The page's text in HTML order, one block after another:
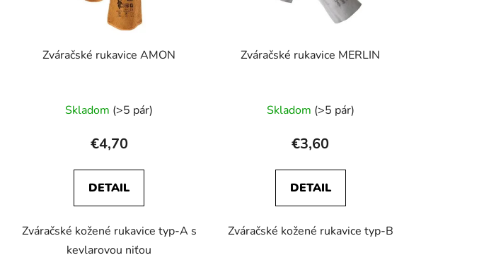
Zváračské rukavice AMON
Skladom (>5 pár)
€4,70
DETAIL
Zváračské kožené rukavice typ-A s
kevlarovou niťou
Zváračské rukavice MERLIN
Skladom (>5 pár)
€3,60
DETAIL
Zváračské kožené rukavice typ-B